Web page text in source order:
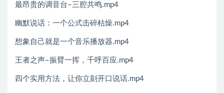
最昂贵的调音台–三腔共鸣.mp4
幽默说话：一个公式击碎枯燥.mp4
想象自己就是一个音乐播放器.mp4
王者之声–振臂一挥，千呼百应.mp4
四个实用方法，让你立刻开口说话.mp4